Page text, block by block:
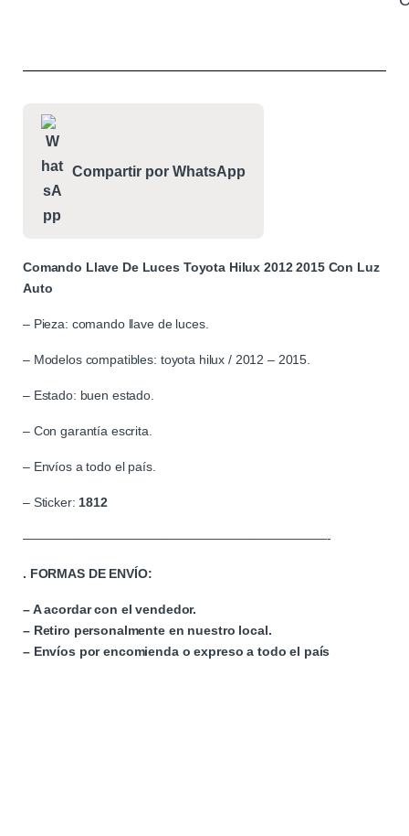
Compartir por WhatsApp
Comando Llave De Luces Toyota Hilux 2012 2015 Con Luz
Auto
– Pieza: comando llave de luces.
– Modelos compatibles: toyota hilux / 2012 – 2015.
– Estado: buen estado.
– Con garantía escrita.
– Envíos a todo el país.
– Sticker:1812
————————————————————————-
. FORMAS DE ENVÍO:
– A acordar con el vendedor.
– Retiro personalmente en nuestro local.
– Envíos por encomienda o expreso a todo el país